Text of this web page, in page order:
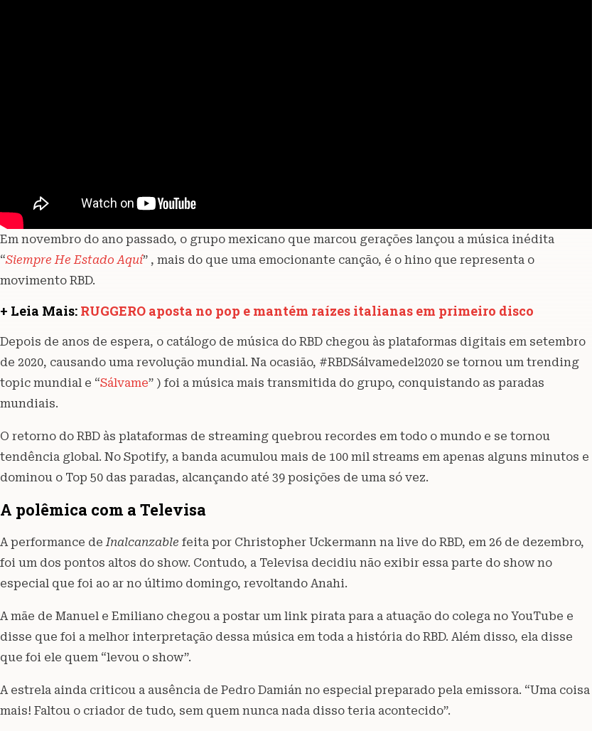
Em novembro do ano passado, o grupo mexicano que marcou gerações lançou a música inédita
“Siempre He Estado Aquí” , mais do que uma emocionante canção, é o hino que representa o
movimento RBD.
+ Leia Mais: RUGGERO aposta no pop e mantém raízes italianas em primeiro disco
Depois de anos de espera, o catálogo de música do RBD chegou às plataformas digitais em setembro
de 2020, causando uma revolução mundial. Na ocasião, #RBDSálvamedel2020 se tornou um trending
topic mundial e “Sálvame” ) foi a música mais transmitida do grupo, conquistando as paradas
mundiais.
O retorno do RBD às plataformas de streaming quebrou recordes em todo o mundo e se tornou
tendência global. No Spotify, a banda acumulou mais de 100 mil streams em apenas alguns minutos e
dominou o Top 50 das paradas, alcançando até 39 posições de uma só vez.
A polêmica com a Televisa
A performance deInalcanzable feita por Christopher Uckermann na live do RBD, em 26 de dezembro,
foi um dos pontos altos do show. Contudo, a Televisa decidiu não exibir essa parte do show no
especial que foi ao ar no último domingo, revoltando Anahi.
A mãe de Manuel e Emiliano chegou a postar um link pirata para a atuação do colega no YouTube e
disse que foi a melhor interpretação dessa música em toda a história do RBD. Além disso, ela disse
que foi ele quem “levou o show”.
A estrela ainda criticou a ausência de Pedro Damián no especial preparado pela emissora. “Uma coisa
mais! Faltou o criador de tudo, sem quem nunca nada disso teria acontecido”.